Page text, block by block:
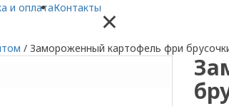
и оплатаКонтакты×
/ Замороженный картофель фри